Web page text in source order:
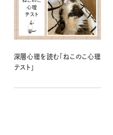
深層心理を読む「ねこのこ心理
テスト」